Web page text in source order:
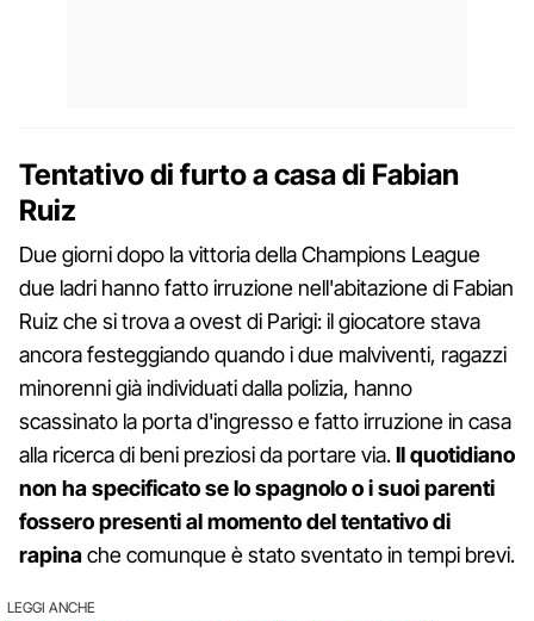
Tentativo di furto a casa di Fabian
Ruiz
Due giorni dopo la vittoria della Champions League
due ladri hanno fatto irruzione nell'abitazione di Fabian
Ruiz che si trova a ovest di Parigi: il giocatore stava
ancora festeggiando quando i due malviventi, ragazzi
minorenni già individuati dalla polizia, hanno
scassinato la porta d'ingresso e fatto irruzione in casa
alla ricerca di beni preziosi da portare via.Il quotidiano
non ha specificato se lo spagnolo o i suoi parenti
fossero presenti al momento del tentativo di
rapinache comunque è stato sventato in tempi brevi.
LEGGI ANCHE